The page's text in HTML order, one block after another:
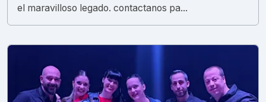
el maravilloso legado. contactanos pa...